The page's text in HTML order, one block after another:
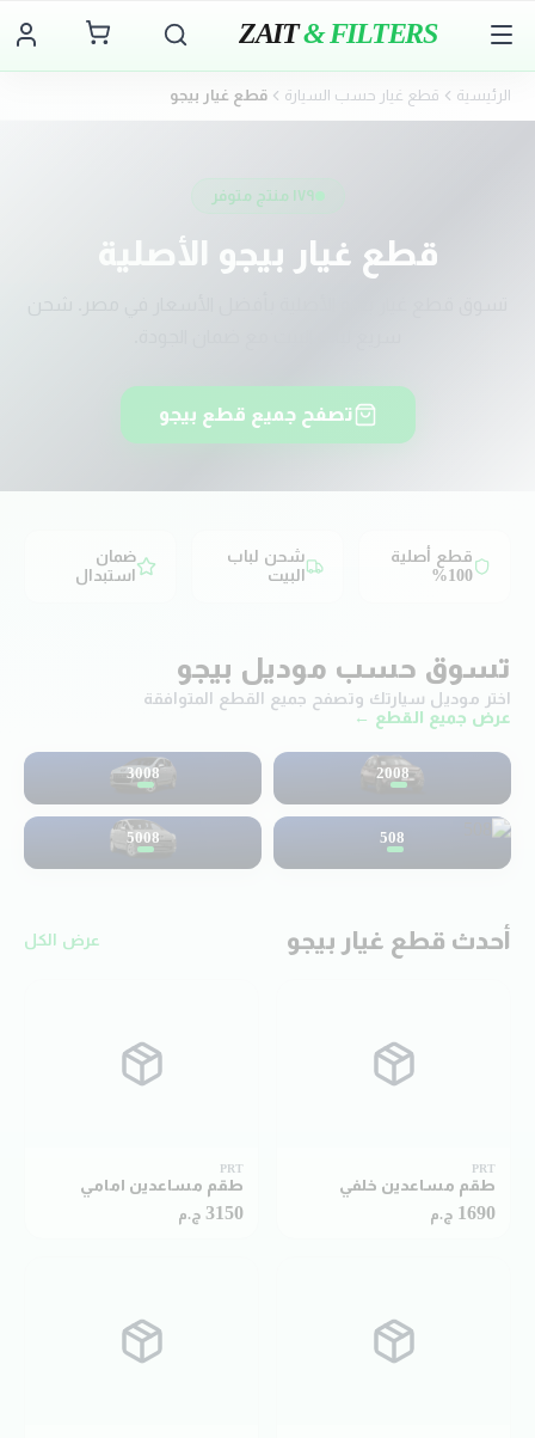
ZAIT& FILTERS
الرئيسية قطع غيار حسب السيارة قطع غيار بيجو
١٧٩ منتج متوفر
قطع غيار بيجو الأصلية
الأصلية بأفضل الأسعار في مصر. شحن
تصفح جميع قطع بيجو
قطع أصلية
100%
شحن لباب
البيت
ضمان
استبدال
تسوق حسب موديل بيجو
اختر موديل سيارتك وتصفح جميع القطع المتوافقة
عرض جميع القطع ←
2008
3008
508
5008
أحدث قطع غيار بيجو عرض الكل
PRT
طقم مساعدين خلفي
1690 ج.م
PRT
طقم مساعدين امامي
3150 ج.م